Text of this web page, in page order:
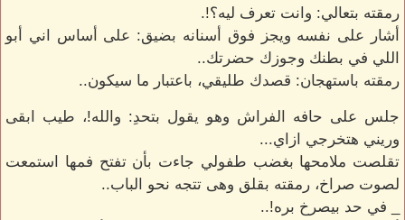
رمقته بتعالي: وانت تعرف ليه؟!.
أشار على نفسه ويجز فوق أسنانه بضيق: على أساس اني أبو
اللي في بطنك وجوزك حضرتك..
رمقته باستهجان: قصدك طليقي، باعتبار ما سيكون..
جلس على حافه الفراش وهو يقول بتحدِ: والله!، طيب ابقى
وريني هتخرجي ازاي...
تقلصت ملامحها بغضب طفولي جاءت بأن تفتح فمها استمعت
لصوت صراخ، رمقته بقلق وهى تتجه نحو الباب..
_ في حد بيصرخ بره!..